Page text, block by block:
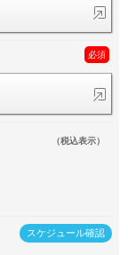
必須
（税込表示）
スケジュール確認